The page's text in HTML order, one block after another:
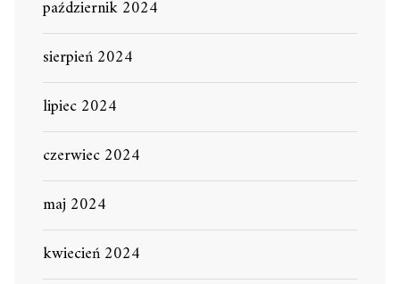
październik 2024
sierpień 2024
lipiec 2024
czerwiec 2024
maj 2024
kwiecień 2024